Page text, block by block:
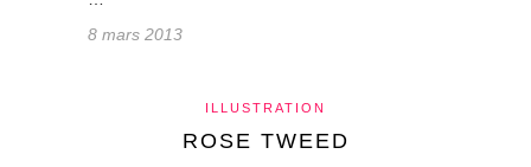
8 mars 2013
ILLUSTRATION
ROSE TWEED